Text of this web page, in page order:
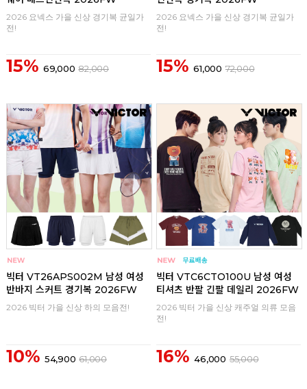
2026 요넥스 가을 신상 경기복 균일가
전!
15% 69,000 82,000
2026 요넥스 가을 신상 경기복 균일가
전!
15% 61,000 72,000
빅터 VT26APS002M 남성 여성
반바지 스커트 경기복 2026FW
2026 빅터 가을 신상 하의 모음전!
10% 54,900 61,000
빅터 VTC6CTO100U 남성 여성
티셔츠 반팔 긴팔 데일리 2026FW
2026 빅터 가을 신상 캐주얼 의류 모음
전!
16% 46,000 55,000